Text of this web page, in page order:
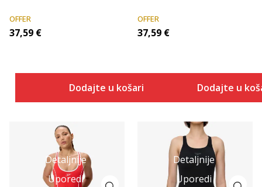
OFFER
37,59 €
Dodajte u košaricu
OFFER
37,59 €
Dodajte u
Detaljnije
Uporedi
Detaljnije
Uporedi